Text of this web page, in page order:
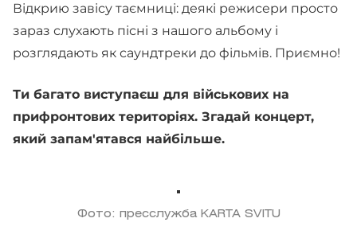
Відкрию завісу таємниці: деякі режисери просто
зараз слухають пісні з нашого альбому і
розглядають як саундтреки до фільмів. Приємно!
Ти багато виступаєш для військових на
прифронтових територіях. Згадай концерт,
який запам'ятався найбільше.
Фото: пресслужба KARTA SVITU